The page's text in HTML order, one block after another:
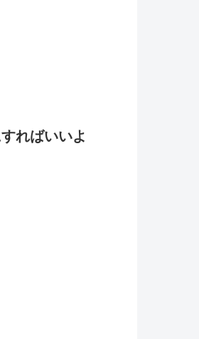
ればいいよ